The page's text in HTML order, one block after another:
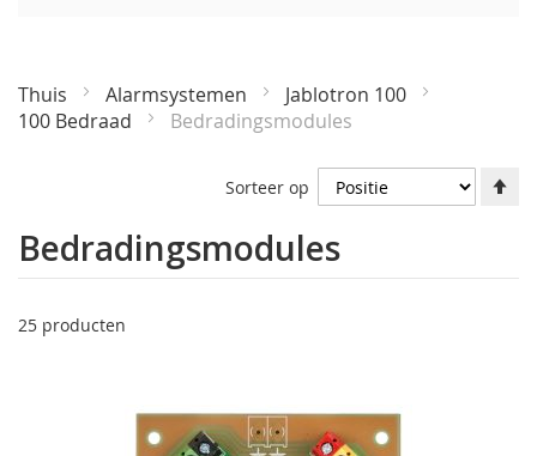
Thuis Alarmsystemen
Jablotron 100
100 Bedraad
Bedradingsmodules
Bedradingsmodules
25 producten
Sorteer op